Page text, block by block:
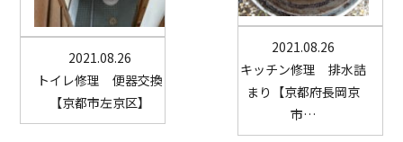
2021.08.26
トイレ修理 便器交換
【京都市左京区】
2021.08.26
キッチン修理 排水詰
まり【京都府長岡京
市…